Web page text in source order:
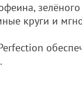
круги и